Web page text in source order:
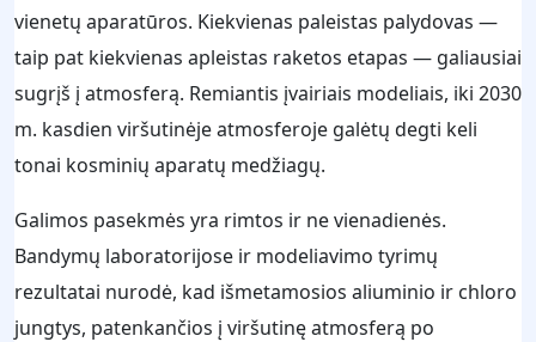
vienetų aparatūros. Kiekvienas paleistas palydovas —
taip pat kiekvienas apleistas raketos etapas — galiausiai
sugrįš į atmosferą. Remiantis įvairiais modeliais, iki 2030
m. kasdien viršutinėje atmosferoje galėtų degti keli
tonai kosminių aparatų medžiagų.
Galimos pasekmės yra rimtos ir ne vienadienės.
Bandymų laboratorijose ir modeliavimo tyrimų
rezultatai nurodė, kad išmetamosios aliuminio ir chloro
jungtys, patenkančios į viršutinę atmosferą po